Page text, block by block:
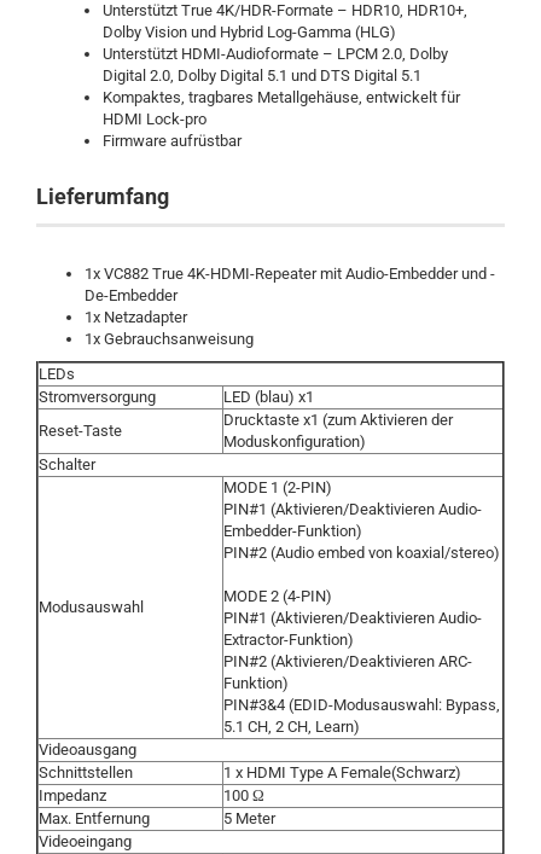
Unterstützt True 4K/HDR-Formate – HDR10, HDR10+,
Dolby Vision und Hybrid Log-Gamma (HLG)
Unterstützt HDMI-Audioformate – LPCM 2.0, Dolby
Digital 2.0, Dolby Digital 5.1 und DTS Digital 5.1
Kompaktes, tragbares Metallgehäuse, entwickelt für
HDMI Lock-pro
Firmware aufrüstbar
Lieferumfang
1x VC882 True 4K-HDMI-Repeater mit Audio-Embedder und -
De-Embedder
1x Netzadapter
1x Gebrauchsanweisung
LEDs
Stromversorgung
LED (blau) x1
Reset-Taste
Drucktaste x1 (zum Aktivieren der
Moduskonfiguration)
Schalter
Modusauswahl
MODE 1 (2-PIN)
PIN#1 (Aktivieren/Deaktivieren Audio-
Embedder-Funktion)
PIN#2 (Audio embed von koaxial/stereo)
MODE 2 (4-PIN)
PIN#1 (Aktivieren/Deaktivieren Audio-
Extractor-Funktion)
PIN#2 (Aktivieren/Deaktivieren ARC-
Funktion)
PIN#3&4 (EDID-Modusauswahl: Bypass,
5.1 CH, 2 CH, Learn)
Videoausgang
Schnittstellen
1 x HDMI Type A Female(Schwarz)
Impedanz
100 Ω
Max. Entfernung
5 Meter
Videoeingang